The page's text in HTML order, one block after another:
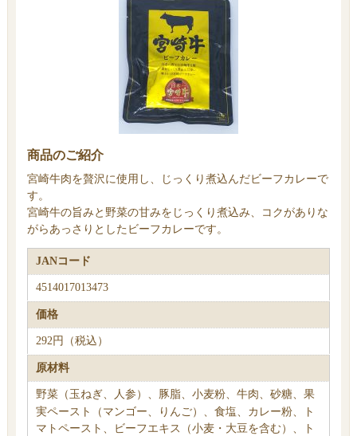
商品のご紹介
宮崎牛肉を贅沢に使用し、じっくり煮込んだビーフカレーで
す。
宮崎牛の旨みと野菜の甘みをじっくり煮込み、コクがありな
がらあっさりとしたビーフカレーです。
JANコード
4514017013473
価格
292円（税込）
原材料
野菜（玉ねぎ、人参）、豚脂、小麦粉、牛肉、砂糖、果
実ペースト（マンゴー、りんご）、食塩、カレー粉、ト
マトペースト、ビーフエキス（小麦・大豆を含む）、ト